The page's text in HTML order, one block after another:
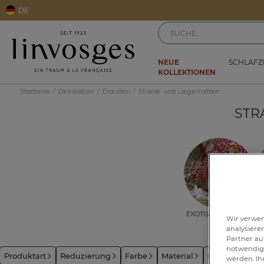
DE
NEUE
KOLLEKTIONEN
Startseite Dekoration Draußen Strand- und Liegematten
Exotische Auszeit
Produktart Reduzierung Farbe Material Inspiration
Wir
Partner
werden.